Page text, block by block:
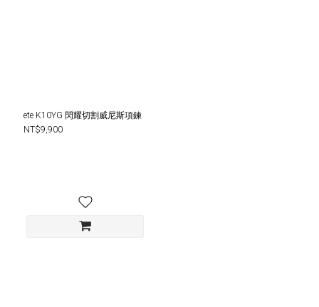
ete K10YG 閃耀切割威尼斯項鍊
NT$9,900